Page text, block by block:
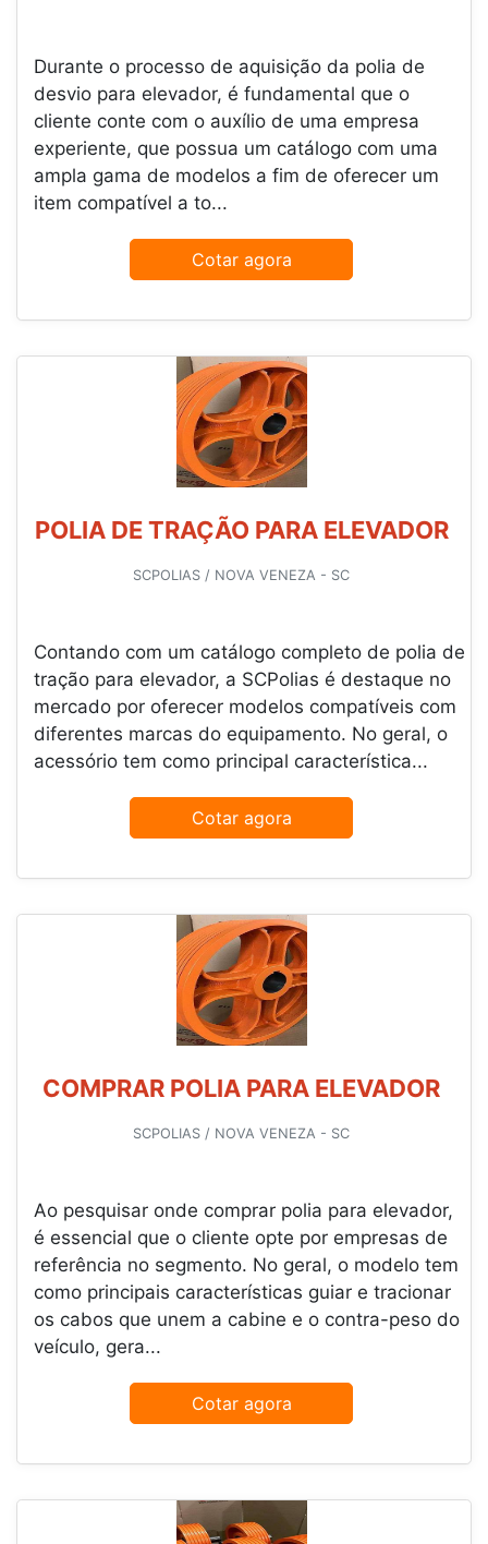
Durante o processo de aquisição da polia de
desvio para elevador, é fundamental que o
cliente conte com o auxílio de uma empresa
experiente, que possua um catálogo com uma
ampla gama de modelos a fim de oferecer um
item compatível a to...
Cotar agora
POLIA DE TRAÇÃO PARA ELEVADOR
SCPOLIAS / NOVA VENEZA - SC
Contando com um catálogo completo de polia de
tração para elevador, a SCPolias é destaque no
mercado por oferecer modelos compatíveis com
diferentes marcas do equipamento. No geral, o
acessório tem como principal característica...
Cotar agora
COMPRAR POLIA PARA ELEVADOR
SCPOLIAS / NOVA VENEZA - SC
Ao pesquisar onde comprar polia para elevador,
é essencial que o cliente opte por empresas de
referência no segmento. No geral, o modelo tem
como principais características guiar e tracionar
os cabos que unem a cabine e o contra-peso do
veículo, gera...
Cotar agora